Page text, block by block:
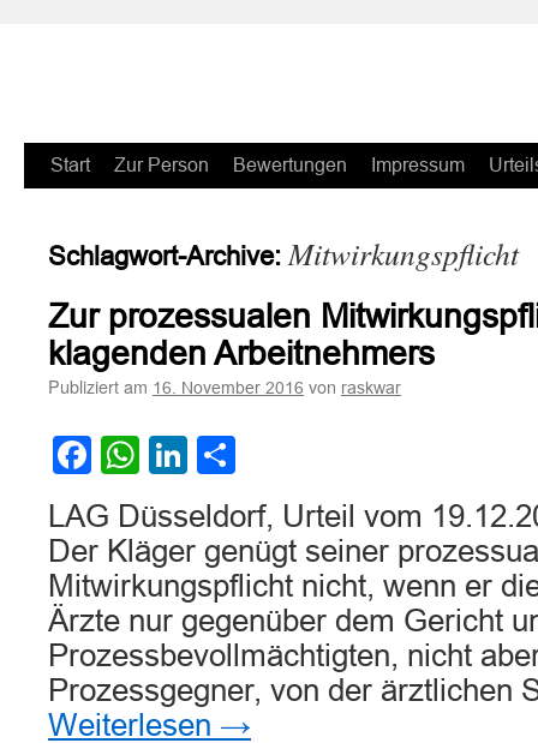
Zum
springen
Start Zur Person Bewertungen Impressum
Schlagwort-Archive:Mitwirkungspflicht
Zur prozessualen
klagenden Arbeitnehmers
Publiziert am 16. November 2016 von raskwar
Facebook
WhatsApp
LinkedIn
LAG Düsseldorf, Urteil vom
Der Kläger genügt seiner
Mitwirkungspflicht nicht, wenn er
Ärzte nur gegenüber dem Gericht
Prozessbevollmächtigten, nicht
Prozessgegner, von der ärztlichen
Weiterlesen →